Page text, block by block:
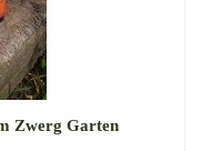
Zwerg Garten